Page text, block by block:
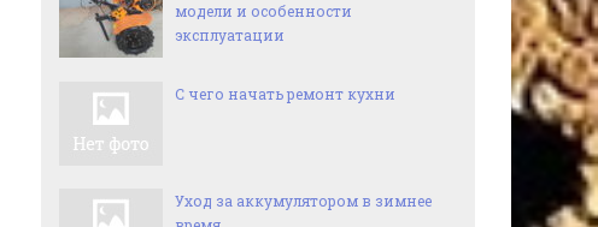
модели и особенности
эксплуатации
С чего начать ремонт кухни
Уход за аккумулятором в зимнее